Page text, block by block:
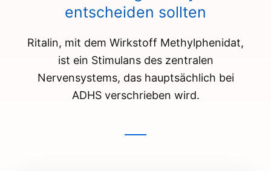
entscheiden sollten
Ritalin, mit dem Wirkstoff Methylphenidat,
ist ein Stimulans des zentralen
Nervensystems, das hauptsächlich bei
ADHS verschrieben wird.